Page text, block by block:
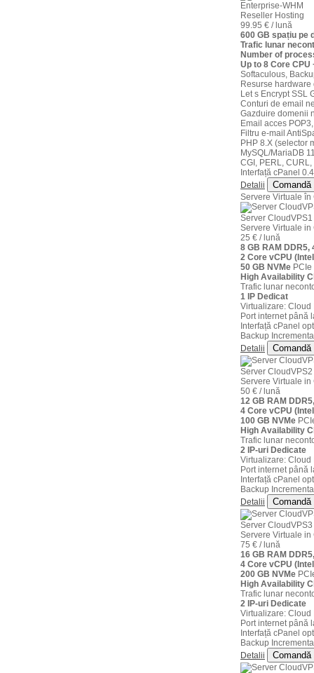
Enterprise-WHM
Reseller Hosting
99.95 € / lună
600 GB spațiu pe
Trafic lunar
Number of
Up to 8 Core CPU
Softaculous,
Resurse hardware
Let s Encrypt SSL
Conturi de email
Gazduire domenii
Email acces
Filtru e-mail
PHP 8.X (selector
MySQL/MariaDB
CGI, PERL,
Interfață cPanel
Detalii
Comandă
Servere Virtuale în
Server CloudVPS1
Servere Virtuale in
25 € / lună
8 GB RAM DDR5,
2 Core vCPU
50 GB NVMe
High Availability
Trafic lunar
1 IP Dedicat
Virtualizare: Cloud
Port internet până
Interfață cPanel
Backup
Detalii
Comandă
Server CloudVPS2
Servere Virtuale in
50 € / lună
12 GB RAM
4 Core vCPU
100 GB NVMe
High Availability
Trafic lunar
2 IP-uri Dedicate
Virtualizare: Cloud
Port internet până
Interfață cPanel
Backup
Detalii
Comandă
Server CloudVPS3
Servere Virtuale in
75 € / lună
16 GB RAM
4 Core vCPU
200 GB NVMe
High Availability
Trafic lunar
2 IP-uri Dedicate
Virtualizare: Cloud
Port internet până
Interfață cPanel
Backup
Detalii
Comandă